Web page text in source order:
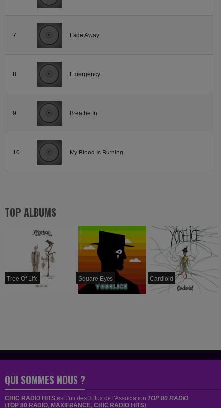
7 Fade Away
8 Emergency
9 Breathe In
10 My Blood Is Burning
TOP ALBUMS
Tree Of Life Square Eyes Cardioid
QUI SOMMES NOUS ?
CHIC RADIO HITS est l'un des 3 flux de l'Association TOP 80 RADIO
(TOP 80 RADIO, MAXIFRANCE, CHIC RADIO HITS)